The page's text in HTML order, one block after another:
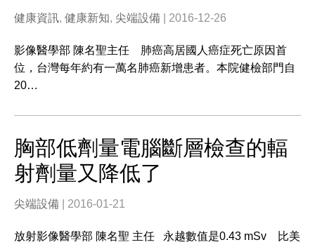
健康資訊, 健康新知, 尖端設備 | 2016-12-26
影像醫學部 陳名聖主任 肺癌高居國人癌症死亡原因首
位，台灣每年約有一萬名肺癌新增患者。本院健檢部門自
20…
胸部低劑量電腦斷層檢查的輻
射劑量又降低了
尖端設備 | 2016-01-21
放射影像醫學部 陳名聖 主任 永越數值是0.43 mSv 比美